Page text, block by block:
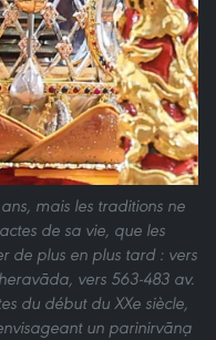
mais les traditions ne
de sa vie, que les
de plus en plus tard : vers
vers 563-483 av.
du début du XXe siècle,
un parinirvāṇa